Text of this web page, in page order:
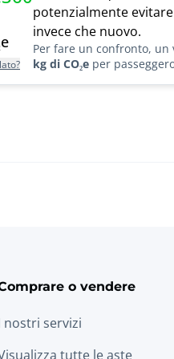
potenzialmente
invece che nuovo.
Per fare un confronto, un
kg di CO₂e per
o vendere
nostri servizi
tutte le aste